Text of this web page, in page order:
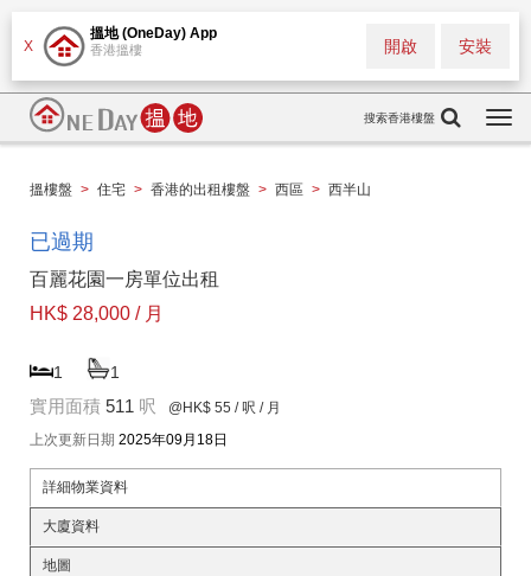
X
搵地 (OneDay) App
香港搵樓 安裝
開啟
搜索香港樓盤
搵樓盤 > 住宅 > 香港的出租樓盤 > 西區 > 西半山
已過期
百麗花園一房單位出租
HK$ 28,000 / 月
1 1
實用面積 511 呎 @HK$ 55 / 呎 / 月
上次更新日期 2025年09月18日
詳細物業資料
大廈資料
地圖